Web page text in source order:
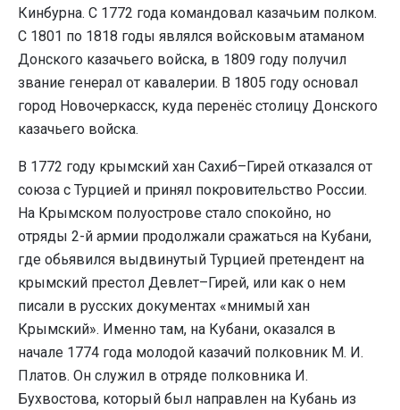
Кинбурна. С 1772 года командовал казачьим полком.
С 1801 по 1818 годы являлся войсковым атаманом
Донского казачьего войска, в 1809 году получил
звание генерал от кавалерии. В 1805 году основал
город Новочеркасск, куда перенёс столицу Донского
казачьего войска.
В 1772 году крымский хан Сахиб–Гирей отказался от
союза с Турцией и принял покровительство России.
На Крымском полуострове стало спокойно, но
отряды 2-й армии продолжали сражаться на Кубани,
где обьявился выдвинутый Турцией претендент на
крымский престол Девлет–Гирей, или как о нем
писали в русских документах «мнимый хан
Крымский». Именно там, на Кубани, оказался в
начале 1774 года молодой казачий полковник М. И.
Платов. Он служил в отряде полковника И.
Бухвостова, который был направлен на Кубань из